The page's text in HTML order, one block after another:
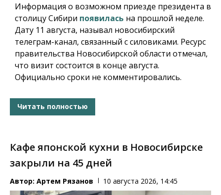
Информация о возможном приезде президента в
столицу Сибири появилась на прошлой неделе.
Дату 11 августа, называл новосибирский
телеграм-канал, связанный с силовиками. Ресурс
правительства Новосибирской области отмечал,
что визит состоится в конце августа.
Официально сроки не комментировались.
Читать полностью
Кафе японской кухни в Новосибирске
закрыли на 45 дней
Автор: Артем Рязанов 10 августа 2026, 14:45